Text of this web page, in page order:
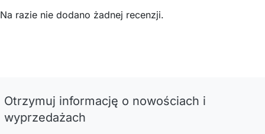
Na razie nie dodano żadnej recenzji.
Otrzymuj informację o nowościach i
wyprzedażach